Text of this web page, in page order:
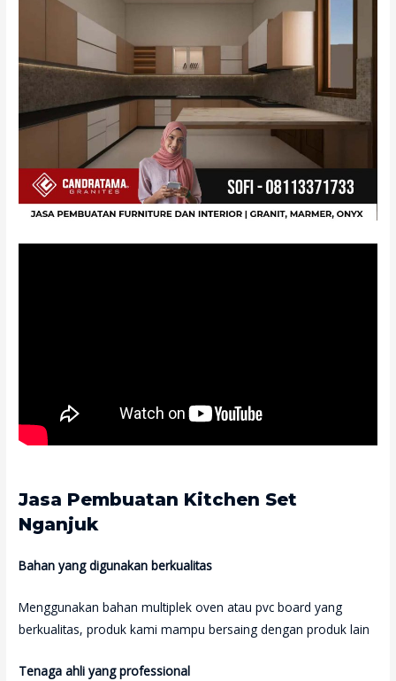
Jasa Pembuatan Kitchen Set
Nganjuk
Bahan yang digunakan berkualitas
Menggunakan bahan multiplek oven atau pvc board yang
berkualitas, produk kami mampu bersaing dengan produk lain
Tenaga ahli yang professional